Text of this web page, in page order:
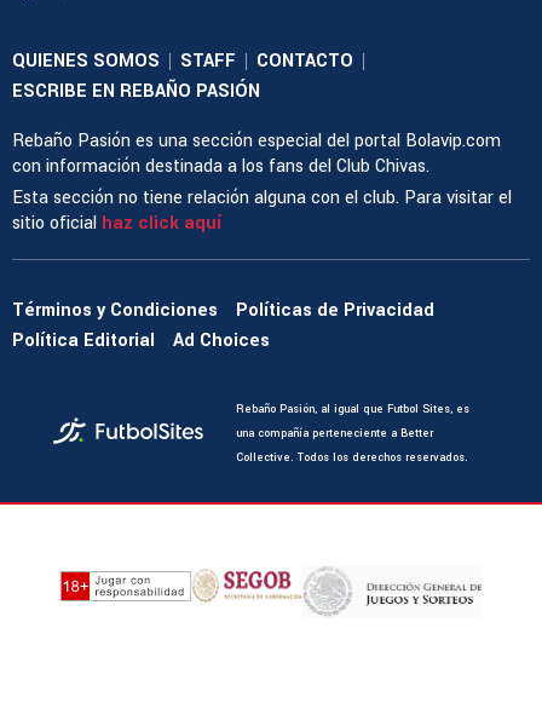
QUIENES SOMOS | STAFF | CONTACTO |
ESCRIBE EN REBAÑO PASIÓN
Rebaño Pasión es una sección especial del portal Bolavip.com
con información destinada a los fans del Club Chivas.
Esta sección no tiene relación alguna con el club. Para visitar el
sitio oficial haz click aquí
Términos y Condiciones
Políticas de Privacidad
Política Editorial
Ad Choices
Rebaño Pasión, al igual que Futbol Sites, es
una compañía perteneciente a Better
Collective. Todos los derechos reservados.